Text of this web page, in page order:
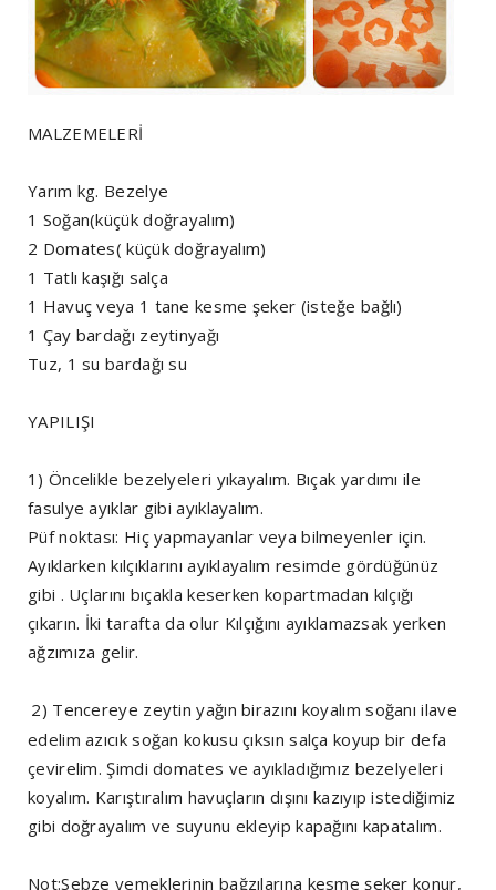
MALZEMELERİ
Yarım kg. Bezelye
1 Soğan(küçük doğrayalım)
2 Domates( küçük doğrayalım)
1 Tatlı kaşığı salça
1 Havuç veya 1 tane kesme şeker (isteğe bağlı)
1 Çay bardağı zeytinyağı
Tuz, 1 su bardağı su
YAPILIŞI
1) Öncelikle bezelyeleri yıkayalım. Bıçak yardımı ile
fasulye ayıklar gibi ayıklayalım.
Püf noktası: Hiç yapmayanlar veya bilmeyenler için.
Ayıklarken kılçıklarını ayıklayalım resimde gördüğünüz
gibi . Uçlarını bıçakla keserken kopartmadan kılçığı
çıkarın. İki tarafta da olur Kılçığını ayıklamazsak yerken
ağzımıza gelir.
2) Tencereye zeytin yağın birazını koyalım soğanı ilave
edelim azıcık soğan kokusu çıksın salça koyup bir defa
çevirelim. Şimdi domates ve ayıkladığımız bezelyeleri
koyalım. Karıştıralım havuçların dışını kazıyıp istediğimiz
gibi doğrayalım ve suyunu ekleyip kapağını kapatalım.
Not:Sebze yemeklerinin bağzılarına kesme şeker konur,